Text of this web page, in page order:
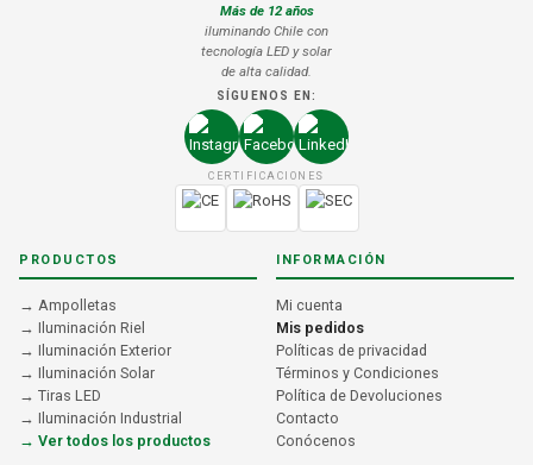
Más de 12 años
iluminando Chile con
tecnología LED y solar
de alta calidad.
SÍGUENOS EN:
CERTIFICACIONES
PRODUCTOS
→ Ampolletas
→ Iluminación Riel
→ Iluminación Exterior
→ Iluminación Solar
→ Tiras LED
→ Iluminación Industrial
→ Ver todos los productos
INFORMACIÓN
Mi cuenta
Mis pedidos
Políticas de privacidad
Términos y Condiciones
Política de Devoluciones
Contacto
Conócenos